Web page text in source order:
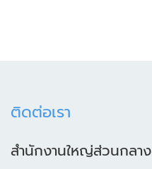
ติดต่อเรา
สำนักงานใหญ่ส่วนกลาง